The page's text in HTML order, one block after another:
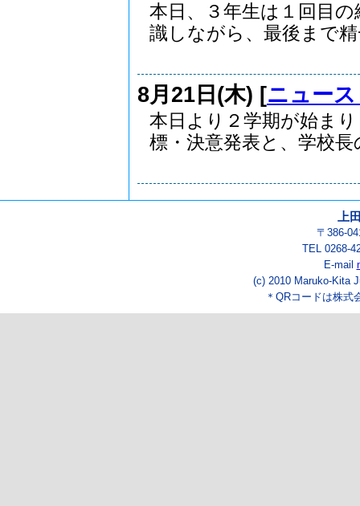
本日、３年生は１回目
識しながら、最後まで
8月21日(木) [ニュー
本日より２学期が始ま
標・決意発表と、学校長
上
〒386-
TEL 0268-
E-mail
(c) 2010 Maruko-Kita
＊QRコードは株式